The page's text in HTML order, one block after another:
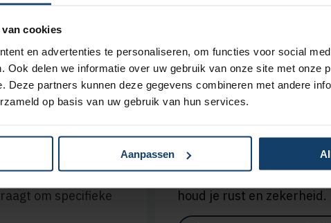
cookies
en advertenties te personaliseren, om functies voor social
Ook delen we informatie over uw gebruik van onze site met onze
Deze partners kunnen deze gegevens combineren met andere
op basis van uw gebruik van hun services.
Aanpassen
Wij zijn er voor je
alle leeftijden
tot de overgang
om specifieke
Voor wie niet kan
je mee en regelen waar
houd je rust en zekerheid.